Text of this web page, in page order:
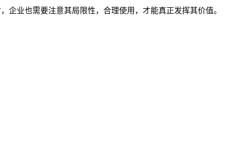
业也需要注意其局限性，合理使用，才能真正发挥其价值。